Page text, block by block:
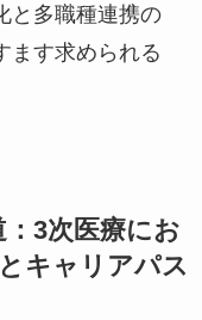
と多職種連携の
ます求められる
3次医療にお
キャリアパス